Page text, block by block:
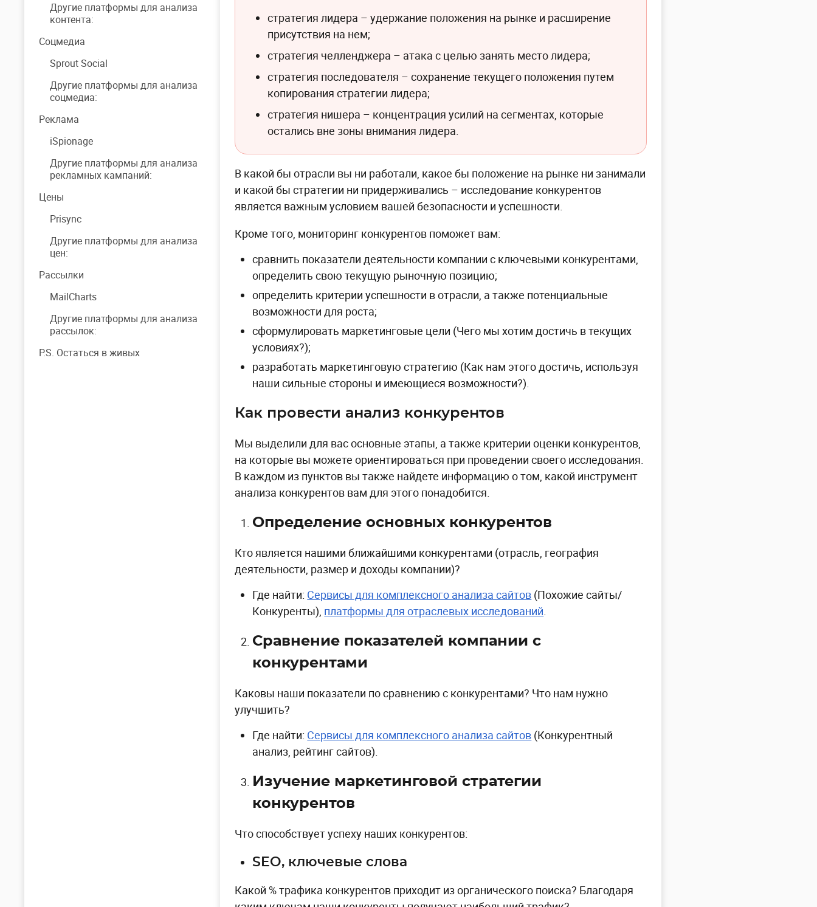
Другие платформы для анализа
контента:
Соцмедиа
Sprout Social
Другие платформы для анализа
соцмедиа:
Реклама
iSpionage
Другие платформы для анализа
рекламных кампаний:
Цены
Prisync
Другие платформы для анализа
цен:
Рассылки
MailCharts
Другие платформы для анализа
рассылок:
P.S. Остаться в живых
стратегия лидера – удержание положения на рынке и расширение
присутствия на нем;
стратегия челленджера – атака с целью занять место лидера;
стратегия последователя – сохранение текущего положения путем
копирования стратегии лидера;
стратегия нишера – концентрация усилий на сегментах, которые
остались вне зоны внимания лидера.
В какой бы отрасли вы ни работали, какое бы положение на рынке ни занимали
и какой бы стратегии ни придерживались – исследование конкурентов
является важным условием вашей безопасности и успешности.
Кроме того, мониторинг конкурентов поможет вам:
сравнить показатели деятельности компании с ключевыми конкурентами,
определить свою текущую рыночную позицию;
определить критерии успешности в отрасли, а также потенциальные
возможности для роста;
сформулировать маркетинговые цели (Чего мы хотим достичь в текущих
условиях?);
разработать маркетинговую стратегию (Как нам этого достичь, используя
наши сильные стороны и имеющиеся возможности?).
Как провести анализ конкурентов
Мы выделили для вас основные этапы, а также критерии оценки конкурентов,
на которые вы можете ориентироваться при проведении своего исследования.
В каждом из пунктов вы также найдете информацию о том, какой инструмент
анализа конкурентов вам для этого понадобится.
Определение основных конкурентов
Кто является нашими ближайшими конкурентами (отрасль, география
деятельности, размер и доходы компании)?
Где найти: Сервисы для комплексного анализа сайтов (Похожие сайты/
Конкуренты), платформы для отраслевых исследований.
Сравнение показателей компании с
конкурентами
Каковы наши показатели по сравнению с конкурентами? Что нам нужно
улучшить?
Где найти: Сервисы для комплексного анализа сайтов (Конкурентный
анализ, рейтинг сайтов).
Изучение маркетинговой стратегии
конкурентов
Что способствует успеху наших конкурентов:
SEO, ключевые слова
Какой % трафика конкурентов приходит из органического поиска? Благодаря